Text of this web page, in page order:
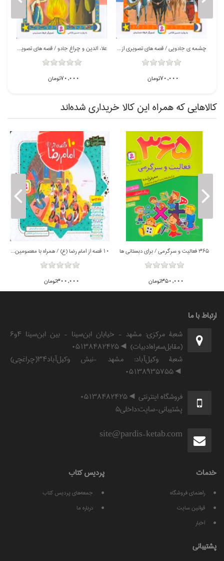
علاء الدين و چراغ جادو / قصه هاي تصويري از هزار و يك شب 4
70,000تومان
چشمه ي جادويي / قصه هاي تصويري از هزار و يك شب 8
70,000تومان
كالاهايي كه همراه اين كالا خريداري شده‌اند
10 قصه از امام رضا (ع) / همراه با معصومين 10
300,000تومان
365 فعاليت و سرگرمي / براي دبستاني ها
350,000تومان
ارتباط با ما
شعبۀ مرکزی: مشهد - خیابان ابن‌سینا - بین ابن‌سینا ۴و۶
(مقابل‌سه‌راه‌ادبیات) ◄۰۵۱۳۸۴۸۲۴۲۵
شعبۀ وکیل‌آباد: مشهد -نبش وکیل‌آباد۳۴(چراغچی)
◄۰۵۱۳۸۹۳۵۷۵۵
فروشگاه اینترنتی ◄۰۵۱۳۸۴۸۲۴۲۵
پشتیبانی-سایت:داخلی۵
site@pardis-ketab.com
خدمات
راهنمای فروشگاه
قوانين سايت
اخبار
پرديس كتاب
جمعه‌های پردیس کتاب
درباره ما
پشتيبانی